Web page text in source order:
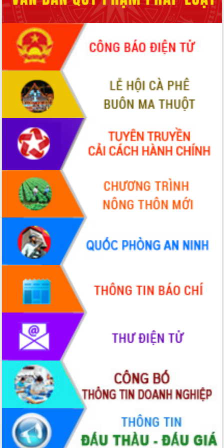
sầu riêng tại Đắk Lắk
Trình diễn nghệ thuật chế biến các
món ăn từ sầu riêng
Đắk Lắk công bố Quy hoạch và xúc
tiến đầu tư tỉnh
Ngành cá ngừ Đắk Lắk chủ động thích
ứng để giữ vững thị trường xuất khẩu
Diễn đàn Kinh tế tư nhân Việt Nam đột
phá cơ chế - Hợp tác công tư
Đề án 06 tạo bước ngoặt đột phá trong
cải cách hành chính tỉnh Đắk Lắk
Kết nối tour, đẩy mạnh chuyển đổi số
để phát triển du lịch Đắk Lắk
Khởi động Dự án Đầu tư xây dựng hạ
tầng kỹ thuật Cụm công nghiệp Tân
Tiến
Gặp mặt các cơ quan báo chí nhân Kỷ
niệm 101 năm Ngày Báo chí Cách
mạng Việt Nam
Đắk Lắk sơ kết 4 năm triển khai thực
hiện Đề án 06 của Chính phủ
Họp báo thông tin về Hội nghị Công bố
Quy hoạch và Xúc tiến đầu tư tỉnh Đắk
Khơi thông điểm nghẽn, đẩy nhanh
giải ngân vốn khắc phục thiên tai
HĐND tỉnh thông qua điều chỉnh Quy
hoạch tỉnh thời kỳ 2021-2030
Hội thảo góp ý hồ sơ điều chỉnh quy
hoạch tỉnh Đắk Lắk thời kỳ 2021-2030,
tầm nhìn đến năm 2050
Nâng cao hiệu quả hoạt động của các
doanh nghiệp nhà nước
Hội nghị triển khai kết nối mạng
truyền số liệu chuyên dùng phục vụ cơ
quan Đảng, Nhà nước
Lễ phát động chuỗi hoạt động chung
tay làm sạch môi trường
Xã Ea Kar bước chuyển mình trong
công tác cải cách hành chính mô hình
mới